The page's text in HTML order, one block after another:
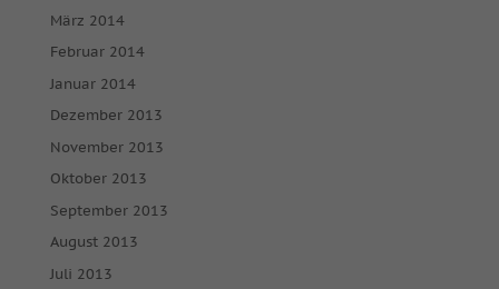
März 2014
Februar 2014
Januar 2014
Dezember 2013
November 2013
Oktober 2013
September 2013
August 2013
Juli 2013